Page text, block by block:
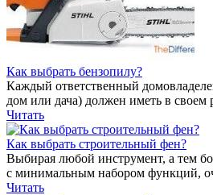
Как выбрать бензопилу?
Каждый ответственный
дом или дача) должен иметь в своем
Читать
Как выбрать строительный фен?
Выбирая любой инструмент, а тем
с минимальным набором функций,
Читать